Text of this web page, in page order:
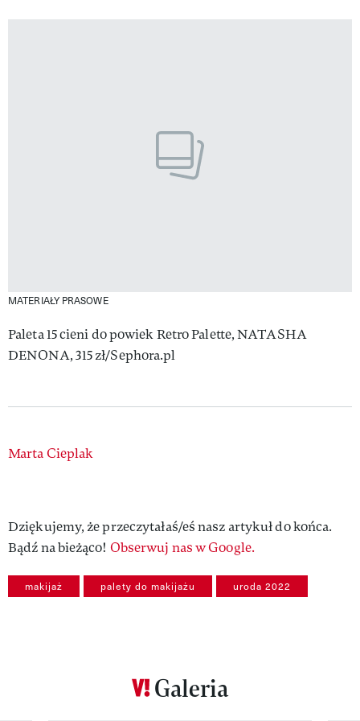
MATERIAŁY PRASOWE
Paleta 15 cieni do powiek Retro Palette, NATASHA
DENONA, 315 zł/Sephora.pl
Authors
Marta Cieplak
Dziękujemy, że przeczytałaś/eś nasz artykuł do końca.
Bądź na bieżąco! Obserwuj nas w Google.
makijaż palety do makijażu uroda 2022
Galeria